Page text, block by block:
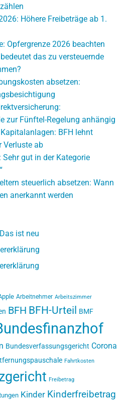
Höhere Freibeträge ab 1.
Opfergrenze 2026 beachten
das zu versteuernde
absetzen:
zur Fünftel-Regelung anhängig
BFH lehnt
Verluste ab
gut in der Kategorie
steuerlich absetzen: Wann
anerkannt werden
ist neu
Arbeitnehmer Arbeitszimmer
BFH BFH-Urteil BMF
Bundesverfassungsgericht Corona
Fahrtkosten
Freibetrag
Kinder Kinderfreibetrag